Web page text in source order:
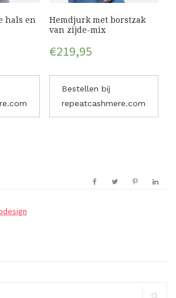
hals en
Hemdjurk met borstzak
van zijde-mix
€219,95
Bestellen bij
repeatcashmere.com